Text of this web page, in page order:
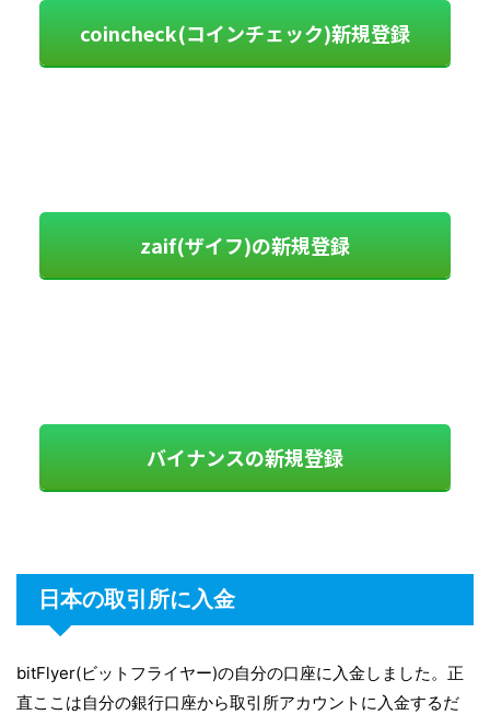
coincheck(コインチェック)新規登録
zaif(ザイフ)の新規登録
バイナンスの新規登録
日本の取引所に入金
bitFlyer(ビットフライヤー)の自分の口座に入金しました。正
直ここは自分の銀行口座から取引所アカウントに入金するだ